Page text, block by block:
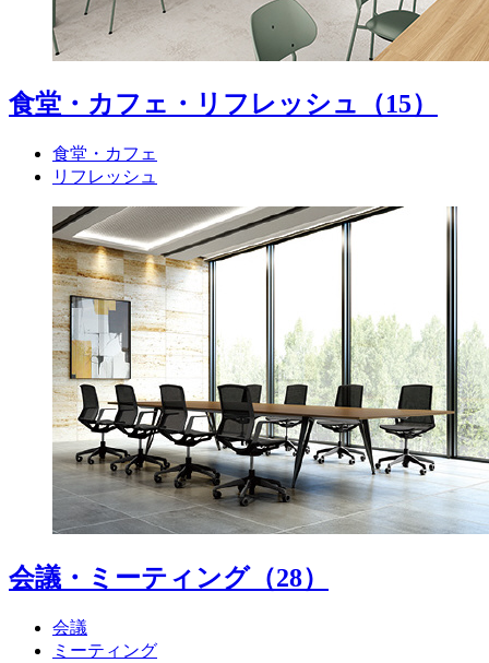
食堂・カフェ・リフレッシュ （15）
食堂・カフェ
リフレッシュ
会議・ミーティング（28）
会議
ミーティング